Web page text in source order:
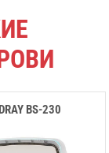
ВS-230